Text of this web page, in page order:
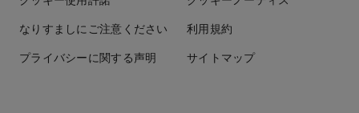
なりすましにご注意ください 利用規約
プライバシーに関する声明 サイトマップ